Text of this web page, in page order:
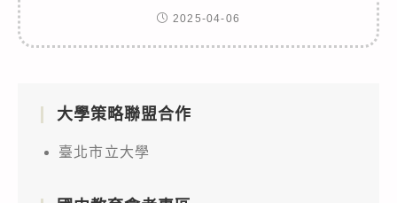
2025-04-06
大學策略聯盟合作
臺北市立大學